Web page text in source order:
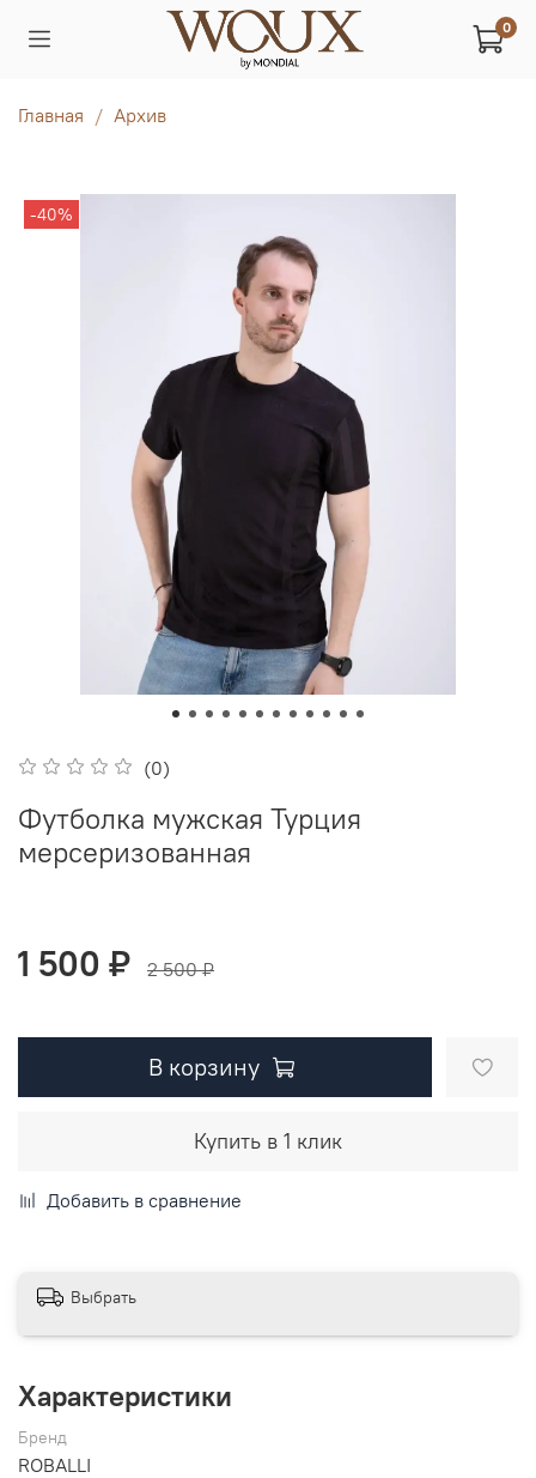
0
Главная Архив
-40%
(0)
Футболка мужская Турция
мерсеризованная
1 500 ₽ 2 500 ₽
В корзину
Купить в 1 клик
Добавить в сравнение
Выбрать
Характеристики
Бренд
ROBALLI